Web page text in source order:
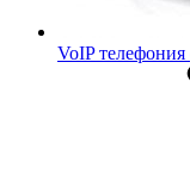
VoIP телефония